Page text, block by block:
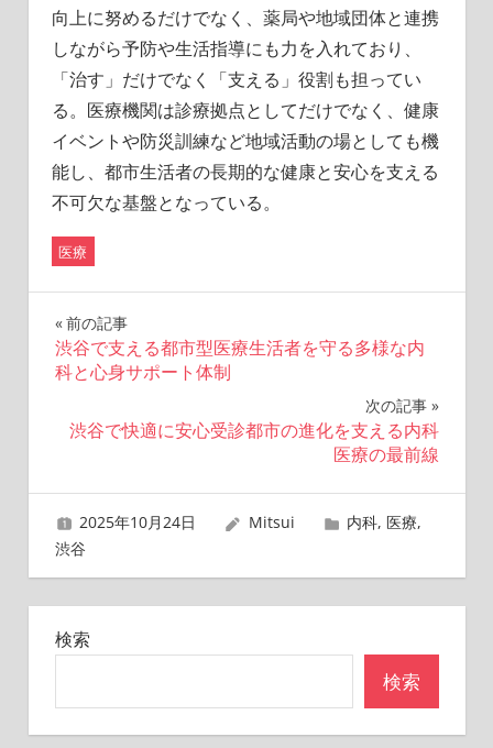
向上に努めるだけでなく、薬局や地域団体と連携
しながら予防や生活指導にも力を入れており、
「治す」だけでなく「支える」役割も担ってい
る。医療機関は診療拠点としてだけでなく、健康
イベントや防災訓練など地域活動の場としても機
能し、都市生活者の長期的な健康と安心を支える
不可欠な基盤となっている。
医療
投
稿
ナ
ゲ
ー
シ
ョ
前の記事
渋谷で支える都市型医療生活者を守る多様な内
科と心身サポート体制
次の記事
渋谷で快適に安心受診都市の進化を支える内科
医療の最前線
2025年10月24日 Mitsui 内科, 医療,
渋谷
検索
検索